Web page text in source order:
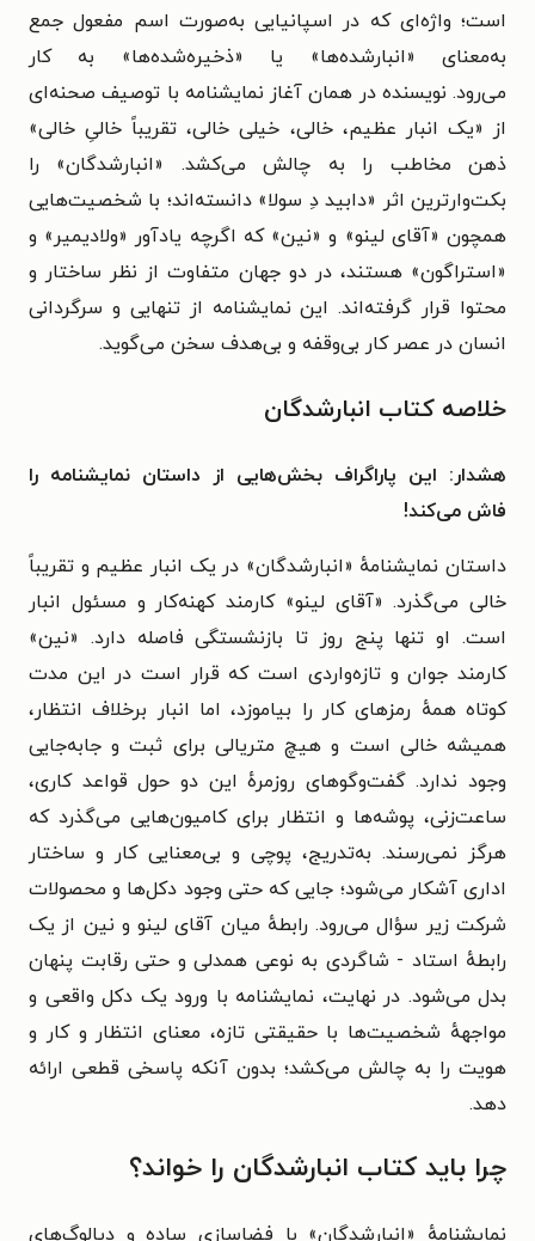
است؛ واژه‌ای که در اسپانیایی به‌صورت اسم مفعول جمع
به‌معنای «انبارشده‌ها» یا «ذخیره‌شده‌ها» به کار
می‌رود. نویسنده در همان آغاز نمایشنامه با توصیف صحنه‌ای
از «یک انبار عظیم، خالی، خیلی خالی، تقریباً خالیِ خالی»
ذهن مخاطب را به چالش می‌کشد. «انبارشدگان» را
بکت‌وارترین اثر «دابیددِ سولا» دانسته‌اند؛ با شخصیت‌هایی
همچون «آقای لینو» و «نین» که اگرچه یادآور «ولادیمیر» و
«استراگون» هستند، در دو جهان متفاوت از نظر ساختار و
محتوا قرار گرفته‌اند. این نمایشنامه از تنهایی و سرگردانی
انسان در عصر کار بی‌وقفه و بی‌هدف سخن می‌گوید.
خلاصه کتاب انبارشدگان
هشدار: این پاراگراف بخش‌هایی از داستان نمایشنامه را
فاش می‌کند!
داستان نمایشنامهٔ «انبارشدگان» در یک انبار عظیم و تقریباً
خالی می‌گذرد. «آقای لینو» کارمند کهنه‌کار و مسئول انبار
است. او تنها پنج روز تا بازنشستگی فاصله دارد. «نین»
کارمند جوان و تازه‌واردی است که قرار است در این مدت
کوتاه همهٔ رمزهای کار را بیاموزد، اما انبار برخلاف انتظار،
همیشه خالی است و هیچ متریالی برای ثبت و جابه‌جایی
وجود ندارد. گفت‌وگوهای روزمرهٔ این دو حول قواعد کاری،
ساعت‌زنی، پوشه‌ها و انتظار برای کامیون‌هایی می‌گذرد که
هرگز نمی‌رسند. به‌تدریج، پوچی و بی‌معنایی کار و ساختار
اداری آشکار می‌شود؛ جایی که حتی وجود دکل‌ها و محصولات
شرکت زیر سؤال می‌رود. رابطهٔ میان آقای لینو و نین از یک
رابطهٔ استاد - شاگردی به نوعی همدلی و حتی رقابت پنهان
بدل می‌شود. در نهایت، نمایشنامه با ورود یک دکل واقعی و
مواجههٔ شخصیت‌ها با حقیقتی تازه، معنای انتظار و کار و
هویت را به چالش می‌کشد؛ بدون آنکه پاسخی قطعی ارائه
دهد.
چرا باید کتاب انبارشدگان را خواند؟
نمایشنامهٔ «انبارشدگان» با فضاسازی ساده و دیالوگ‌های